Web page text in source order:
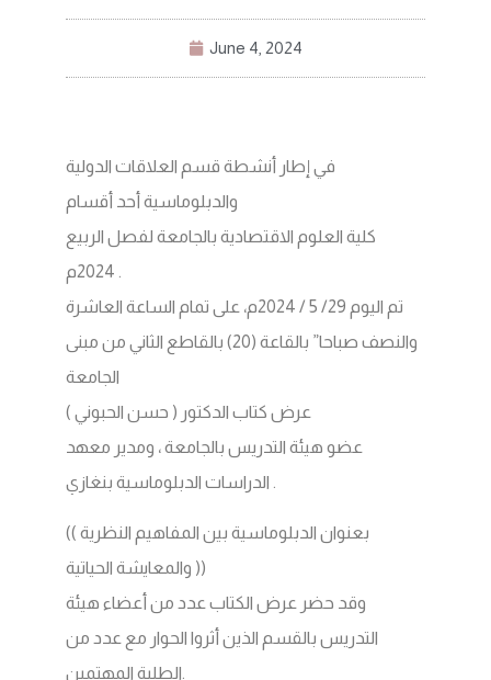
June 4, 2024
في إطار أنشطة قسم العلاقات الدولية
والدبلوماسية أحد أقسام
كلية العلوم الاقتصادية بالجامعة لفصل الربيع
تم اليوم 29/ 5 / 2024م، على تمام الساعة العاشرة
والنصف صباحا” بالقاعة (20) بالقاطع الثاني من مبنى
الجامعة
عرض كتاب الدكتور ( حسن الحبوني )
عضو هيئة التدريس بالجامعة ، ومدير معهد
(( بعنوان الدبلوماسية بين المفاهيم النظرية
والمعايشة الحياتية ))
وقد حضر عرض الكتاب عدد من أعضاء هيئة
التدريس بالقسم الذين أثروا الحوار مع عدد من